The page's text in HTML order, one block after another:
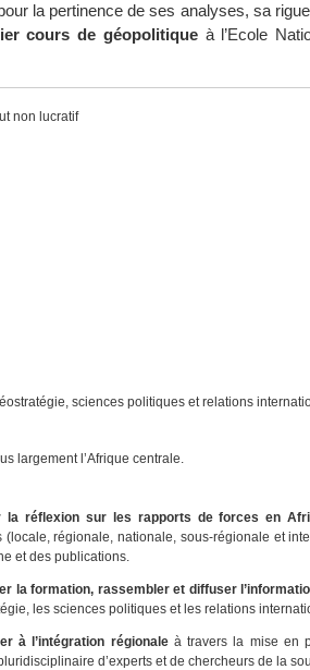
la pertinence de ses analyses, sa
cours de géopolitiqueà l’Ecole
non lucratif
sciences politiques et relations
largement l’Afrique centrale.
la réflexion sur les rapports de forces en
(locale, régionale, nationale, sous-régionale et
et des publications.
la formation, rassembler et diffuser
les sciences politiques et les relations
à l’intégration régionaleà travers la mise en
d’experts et de chercheurs de la